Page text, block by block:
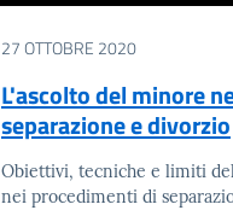
27 OTTOBRE 2020
L'ascolto del minore
separazione e divorzio
Obiettivi, tecniche e limiti
nei procedimenti di